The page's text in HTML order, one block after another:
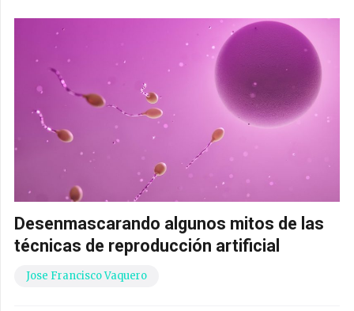
Desenmascarando algunos mitos de las
técnicas de reproducción artificial
Jose Francisco Vaquero